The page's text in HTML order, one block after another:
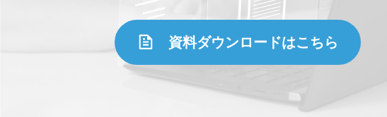
資料ダウンロードはこちら